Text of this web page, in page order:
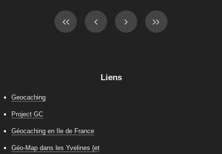
Liens
Geocaching
Project GC
Géocaching en Ile de France
Géo-Map dans les Yvelines (et